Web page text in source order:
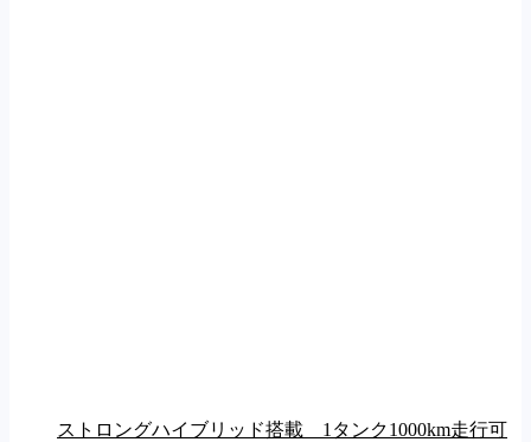
ストロングハイブリッド搭載 1タンク1000km走行可